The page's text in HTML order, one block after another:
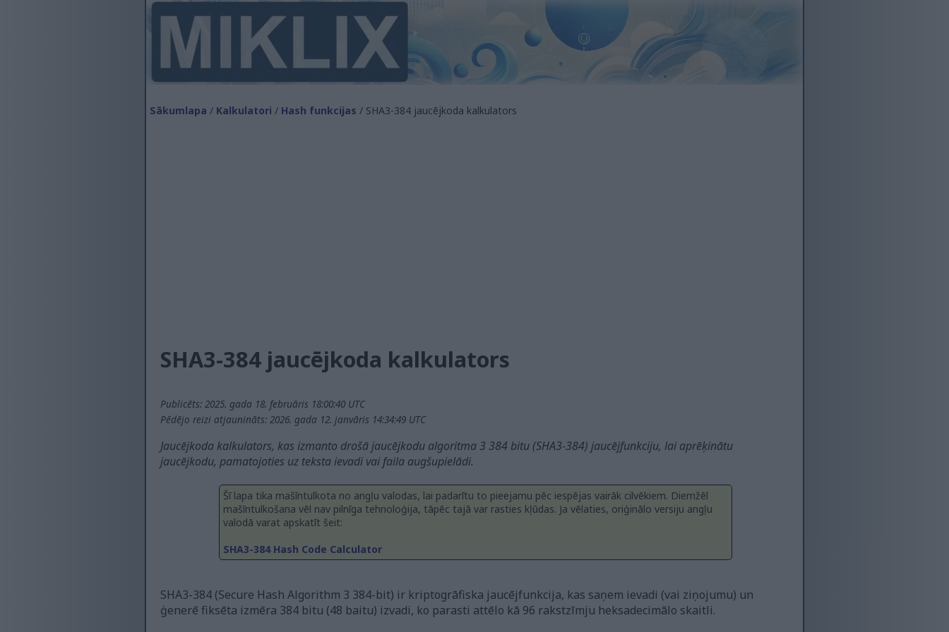
Sākumlapa / Kalkulatori / Hash funkcijas / SHA3-384 jaucējkoda kalkulators
SHA3-384 jaucējkoda kalkulators
Publicēts: 2025. gada 18. februāris 18:00:40 UTC
Pēdējo reizi atjaunināts: 2026. gada 12. janvāris 14:34:49 UTC
Jaucējkoda kalkulators, kas izmanto drošā jaucējkodu algoritma 3 384 bitu (SHA3-384) jaucējfunkciju, lai aprēķinātu
jaucējkodu, pamatojoties uz teksta ievadi vai faila augšupielādi.
Šī lapa tika mašīntulkota no angļu valodas, lai padarītu to pieejamu pēc iespējas vairāk cilvēkiem. Diemžēl
mašīntulkošana vēl nav pilnīga tehnoloģija, tāpēc tajā var rasties kļūdas. Ja vēlaties, oriģinālo versiju angļu
valodā varat apskatīt šeit:
SHA3-384 Hash Code Calculator
SHA3-384 (Secure Hash Algorithm 3 384-bit) ir kriptogrāfiska jaucējfunkcija, kas saņem ievadi (vai ziņojumu) un
ģenerē fiksēta izmēra 384 bitu (48 baitu) izvadi, ko parasti attēlo kā 96 rakstzīmju heksadecimālo skaitli.